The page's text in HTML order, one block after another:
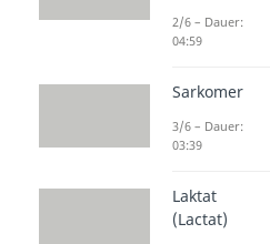
Das
Sinnesorgan,
unser
Wie es
funktioniert,
Beitrag.Hier
2/6 – Dauer:
04:59
Sarkomer
3/6 – Dauer:
03:39
Laktat
(Lactat)